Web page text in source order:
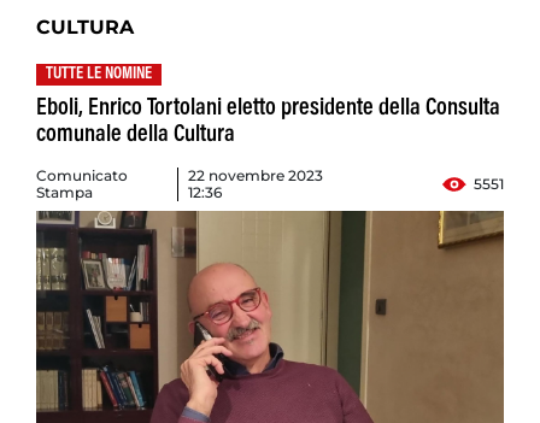
CULTURA
TUTTE LE NOMINE
Eboli, Enrico Tortolani eletto presidente della Consulta
comunale della Cultura
Comunicato
Stampa
22 novembre 2023
12:36
5551